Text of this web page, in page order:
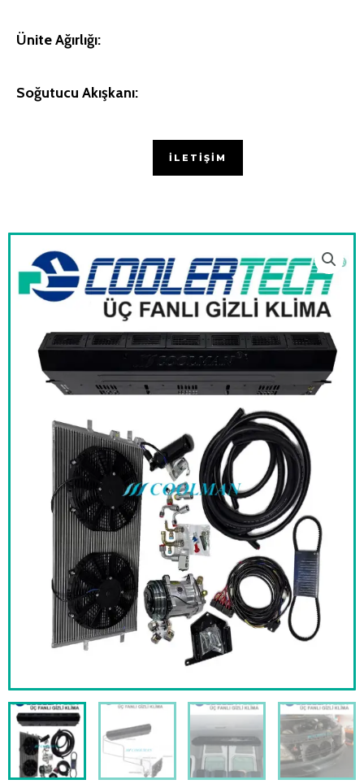
Ünite Ağırlığı:
Soğutucu Akışkanı:
İLETIŞIM